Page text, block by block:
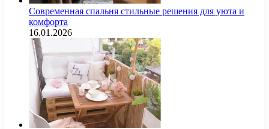
Современная спальня стильные решения для уюта и
комфорта
16.01.2026